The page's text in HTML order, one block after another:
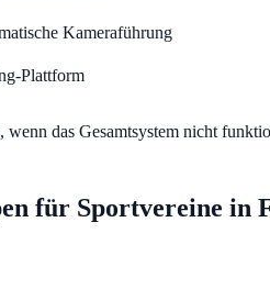
Kameraführung
Plattform
das Gesamtsystem nicht
für Sportvereine in